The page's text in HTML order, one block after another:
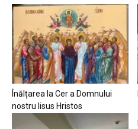
Înălțarea la Cer a Domnului
nostru Iisus Hristos